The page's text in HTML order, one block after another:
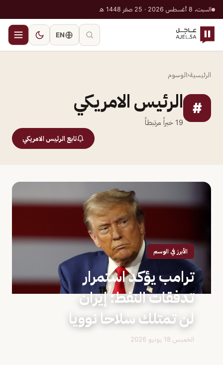
السبت، 8 أغسطس 2026 · 25 صفر 1448 هـ
EN
الرئيسية‹الوسوم
# الرئيس الامريكي
19 خبراً مرتبطاً
تابع الرئيس الامريكي
الأبرز في الوسم
ترامب يؤكد استمرار
تدفقات النفط: إيران
لن تمتلك سلاحا نوويا
الخميس 18 يونيو 2026